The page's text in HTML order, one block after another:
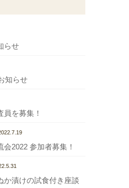
らせ
知らせ
を募集！
2022 参加者募集！
か漬けの試食付き座談